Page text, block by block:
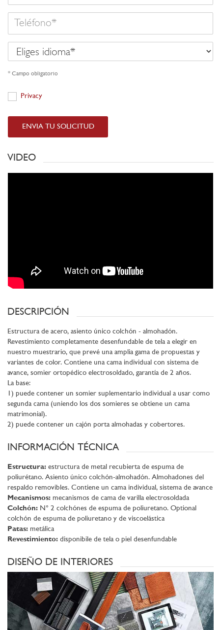
Eliges
idioma
* Campo obligatorio
Privacy
Privacy
ENVIA TU SOLICITUD
VIDEO
DESCRIPCIÓN
Estructura de acero, asiento único colchón - almohadón.
Revestimiento completamente desenfundable de tela a elegir en
nuestro muestrario, que prevé una amplia gama de propuestas y
variantes de color. Contiene una cama individual con sistema de
avance, somier ortopédico electrosoldado, garantía de 2 años.
La base:
1) puede contener un somier suplementario individual a usar como
segunda cama (uniendo los dos somieres se obtiene un cama
matrimonial).
2) puede contener un cajón porta almohadas y cobertores.
INFORMACIÓN TÉCNICA
Estructura: estructura de metal recubierta de espuma de
poliurétano. Asiento único colchón-almohadón. Almohadones del
respaldo removibles. Contiene un cama individual, sistema de avance
Mecanismos: mecanismos de cama de varilla electrosoldada
Colchón: N° 2 colchónes de espuma de poliuretano. Optional
colchón de espuma de poliuretano y de viscoelástica
Patas: metálica
Revestimiento: disponibile de tela o piel desenfundable
DISEÑO DE INTERIORES